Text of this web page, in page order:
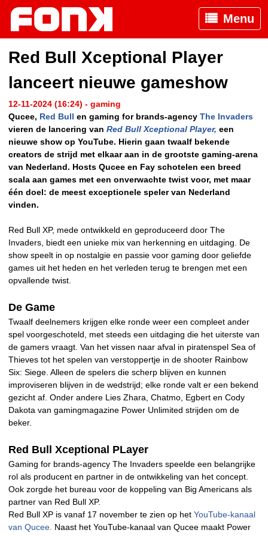
Menu
Red Bull Xceptional Player
lanceert nieuwe gameshow
12-11-2024 (16:24) - gaming
Qucee, Red Bull en gaming for brands-agency The Invaders
vieren de lancering van Red Bull Xceptional Player, een
nieuwe show op YouTube. Hierin gaan twaalf bekende
creators de strijd met elkaar aan in de grootste gaming-arena
van Nederland. Hosts Qucee en Fay schotelen een breed
scala aan games met een onverwachte twist voor, met maar
één doel: de meest exceptionele speler van Nederland
vinden.
Red Bull XP, mede ontwikkeld en geproduceerd door The
Invaders, biedt een unieke mix van herkenning en uitdaging. De
show speelt in op nostalgie en passie voor gaming door geliefde
games uit het heden en het verleden terug te brengen met een
opvallende twist.
De Game
Twaalf deelnemers krijgen elke ronde weer een compleet ander
spel voorgeschoteld, met steeds een uitdaging die het uiterste van
de gamers vraagt. Van het vissen naar afval in piratenspel Sea of
Thieves tot het spelen van verstoppertje in de shooter Rainbow
Six: Siege. Alleen de spelers die scherp blijven en kunnen
improviseren blijven in de wedstrijd; elke ronde valt er een bekend
gezicht af. Onder andere Lies Zhara, Chatmo, Egbert en Cody
Dakota van gamingmagazine Power Unlimited strijden om de
beker.
Red Bull Xceptional PLayer
Gaming for brands-agency The Invaders speelde een belangrijke
rol als producent en partner in de ontwikkeling van het concept.
Ook zorgde het bureau voor de koppeling van Big Americans als
partner van Red Bull XP.
Red Bull XP is vanaf 17 november te zien op het YouTube-kanaal
van Qucee. Naast het YouTube-kanaal van Qucee maakt Power